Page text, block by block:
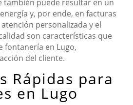
también puede resultar en un
y, por ende, en facturas
personalizada y el
son características que
fontanería en Lugo,
del cliente.
Rápidas para
en Lugo